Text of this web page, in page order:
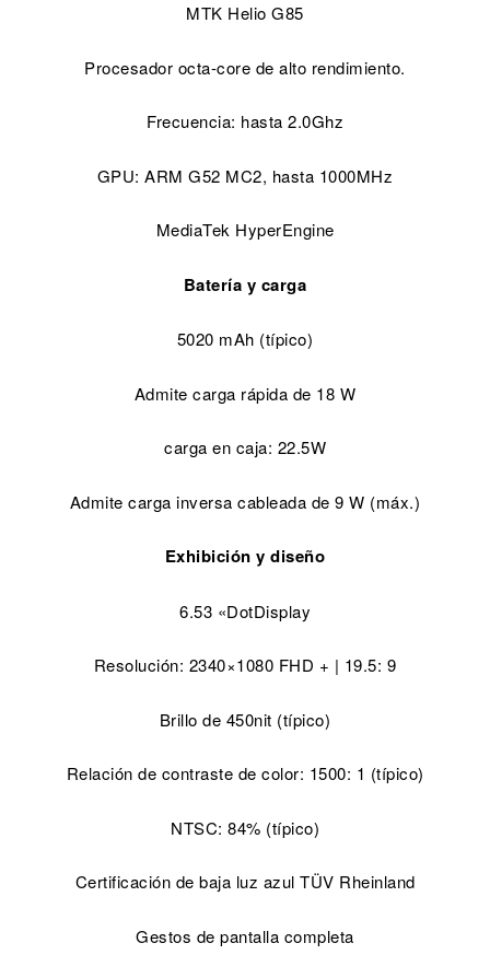
MTK Helio G85
Procesador octa-core de alto rendimiento.
Frecuencia: hasta 2.0Ghz
GPU: ARM G52 MC2, hasta 1000MHz
MediaTek HyperEngine
Batería y carga
5020 mAh (típico)
Admite carga rápida de 18 W
carga en caja: 22.5W
Admite carga inversa cableada de 9 W (máx.)
Exhibición y diseño
6.53 «DotDisplay
Resolución: 2340×1080 FHD + | 19.5: 9
Brillo de 450nit (típico)
Relación de contraste de color: 1500: 1 (típico)
NTSC: 84% (típico)
Certificación de baja luz azul TÜV Rheinland
Gestos de pantalla completa